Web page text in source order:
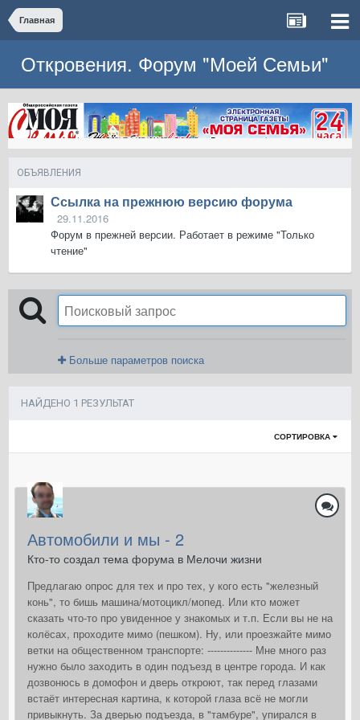
Главная
Откровения. Форум "Моей Семьи"
ОБЪЯВЛЕНИЯ
Ссылка на прежнюю версию форума
29.11.2016
Форум в прежней версии. Работает в режиме "Только
чтение"
Больше параметров поиска
НАЙДЕНО 1 РЕЗУЛЬТАТ
СОРТИРОВКА
Автомобили и мы - 2
Кто-то создал тема форума в Мелочи жизни
Предлагаю опрос для тех и про тех, у кого есть "железный
конь", то бишь машина/мотоцикл/мопед. Или кто может
сказать что-то про увиденное у знакомых и т.п. Если вы не на
колёсах, проходите мимо (пешком). Ну, или проезжайте мимо
ветки на общественном транспорте: -------------- Мне много раз
нужно было заходить в один подъезд в центре города. И как
дозвонюсь в домофон и дверь откроют, так перед глазами
встаёт интересная картина, к которой глаза всё не могли
привыкнуть. За дверью подъезда, в "тамбуре", упирался в